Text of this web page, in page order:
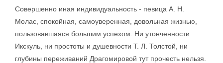
Совершенно иная индивидуальность - певица А. Н.
Молас, спокойная, самоуверенная, довольная жизнью,
пользовавшаяся большим успехом. Ни утонченности
Икскуль, ни простоты и душевности Т. Л. Толстой, ни
глубины переживаний Драгомировой тут прочесть нельзя.